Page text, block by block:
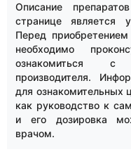
Описание
странице является
Перед
необходимо
ознакомиться с
производителя.
для ознакомительных
как руководство к
и его дозировка
врачом.